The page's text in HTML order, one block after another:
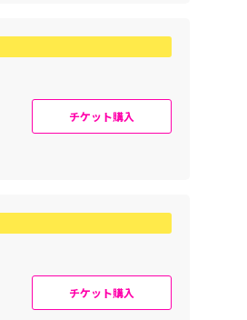
チケット購入
チケット購入